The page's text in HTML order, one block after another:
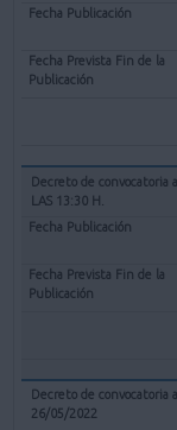
Decreto de convocatoria
LAS 13:30 H.
Decreto de convocatoria
26/05/2022